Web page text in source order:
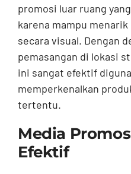
promosi luar ruang
karena mampu
secara visual. Dengan
pemasangan di lokasi
ini sangat efektif
memperkenalkan
tertentu.
Media
Efektif